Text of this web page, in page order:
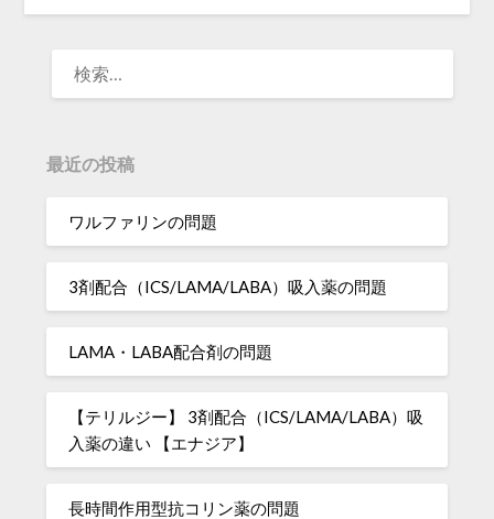
最近の投稿
ワルファリンの問題
3剤配合（ICS/LAMA/LABA）吸入薬の問題
LAMA・LABA配合剤の問題
【テリルジー】 3剤配合（ICS/LAMA/LABA）吸
入薬の違い 【エナジア】
長時間作用型抗コリン薬の問題